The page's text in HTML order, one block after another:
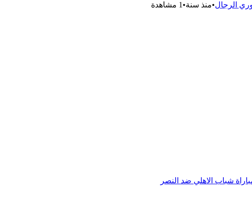
الرجال•منذ سنة•
1 مشاهدة